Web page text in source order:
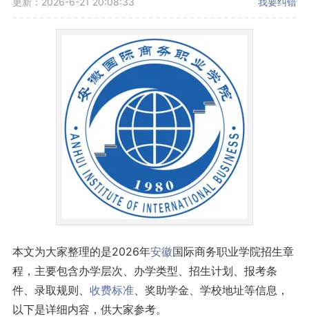
本文为大家整理的是2026年安徽国际商务职业学院招生章
程，主要包含办学层次、办学类型、招生计划、报考条
件、录取规则、 收费标准、奖助学金、学校地址等信息，
以下是详细内容，供大家参考。